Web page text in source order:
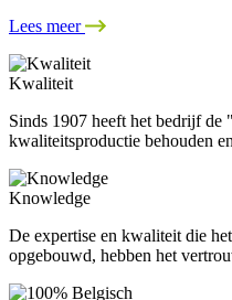
Lees meer
Kwaliteit
Sinds 1907 heeft het bedrijf de
kwaliteitsproductie behouden
Knowledge
De expertise en kwaliteit die
opgebouwd, hebben het